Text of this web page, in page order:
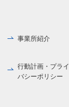
事業所紹介
行動計画・プライ
バシーポリシー